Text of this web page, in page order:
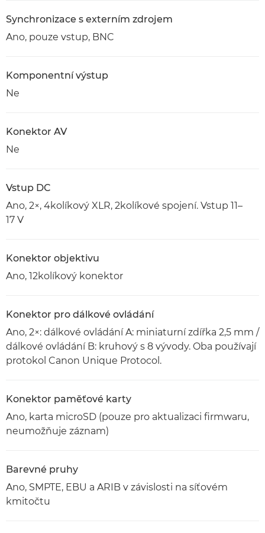
Synchronizace s externím zdrojem
Ano, pouze vstup, BNC
Komponentní výstup
Ne
Konektor AV
Ne
Vstup DC
Ano, 2×, 4kolíkový XLR, 2kolíkové spojení. Vstup 11–
17 V
Konektor objektivu
Ano, 12kolíkový konektor
Konektor pro dálkové ovládání
Ano, 2×: dálkové ovládání A: miniaturní zdířka 2,5 mm /
dálkové ovládání B: kruhový s 8 vývody. Oba používají
protokol Canon Unique Protocol.
Konektor paměťové karty
Ano, karta microSD (pouze pro aktualizaci firmwaru,
neumožňuje záznam)
Barevné pruhy
Ano, SMPTE, EBU a ARIB v závislosti na síťovém
kmitočtu